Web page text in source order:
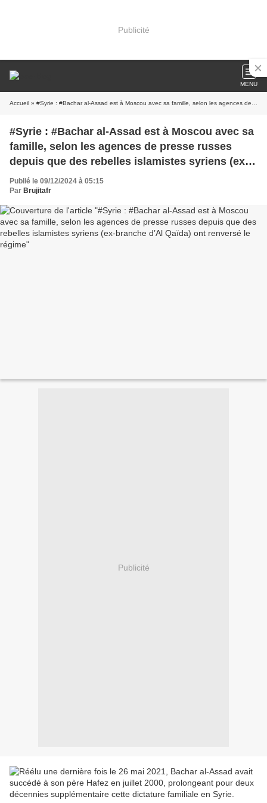
Publicité
MENU
Accueil » #Syrie : #Bachar al-Assad est à Moscou avec sa famille, selon les agences de presse russes depuis que des rebelles islamistes syriens (ex-branche d’Al Qaïda) ont renversé le régime
#Syrie : #Bachar al-Assad est à Moscou avec sa
famille, selon les agences de presse russes
depuis que des rebelles islamistes syriens (ex-
branche d’Al Qaïda) ont renversé le régime
Publié le 09/12/2024 à 05:15
Par Brujitafr
Publicité